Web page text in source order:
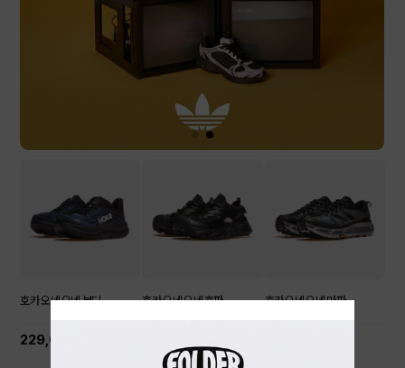
호카 오네 오네 본디...
229,000원
호카 오네 오네 호파... 호카 오네 오네 마파...